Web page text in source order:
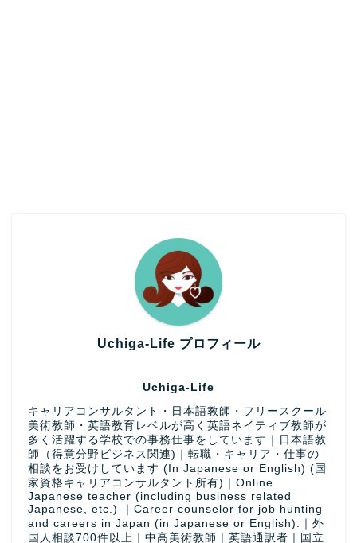
Uchiga-Life プロフィール
Uchiga-Life
キャリアコンサルタント・日本語教師・フリースクール
美術教師・英語教育レベルが高く英語ネイティブ教師が
多く活躍する学校での事務仕事をしています｜日本語教
師（得意分野ビジネス関連)｜転職・キャリア・仕事の
相談をお受けしています (In Japanese or English) (国
家資格キャリアコンサルタント所有)｜Online
Japanese teacher (including business related
Japanese, etc.) ｜Career counselor for job hunting
and careers in Japan (in Japanese or English).｜外
国人相談700件以上｜中高美術教師｜英語通訳者｜国立